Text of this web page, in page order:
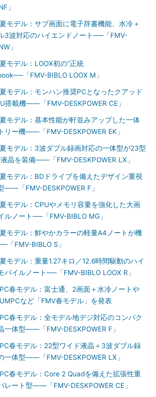
」
モデル：サブ画面に電子辞書機能、水冷＋
3波対応のハイエンドノート──「FMV-
」
モデル：LOOX初の“正統
「FMV-BIBLO LOOX M」
モデル：モンハン推奨PCとなったクアッド
搭載機――「FMV-DESKPOWER CE」
モデル：基本性能が軒並みアップした一体
リー機――「FMV-DESKPOWER EK」
モデル：3波ダブル録画対応の一体型が23型
晶を装備――「FMV-DESKPOWER LX」
モデル：BDドライブを備えたデザイン重視
――「FMV-DESKPOWER F」
モデル：CPUやメモリ容量を強化した大画
ルノート──「FMV-BIBLO MG」
モデル：鮮やかカラーの軽量A4ノートが機
「FMV-BIBLO S」
モデル：重量1.27キロ／12.6時間駆動のハイ
バイルノート──「FMV-BIBLO LOOX R」
春モデル：富士通、2画面＋水冷ノートや
など「FMV春モデル」を発表
春モデル：全モデル地デジ対応のコンパク
一体型――「FMV-DESKPOWER F」
春モデル：22型ワイド液晶＋3波ダブル録
一体型――「FMV-DESKPOWER LX」
春モデル：Core 2 Quadを備えた拡張性重
レート型――「FMV-DESKPOWER CE」